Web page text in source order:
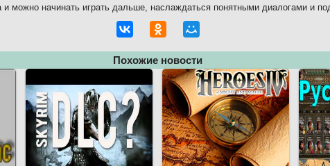
и можно начинать играть дальше, наслаждаться понятными диалогами и
Похожие новости